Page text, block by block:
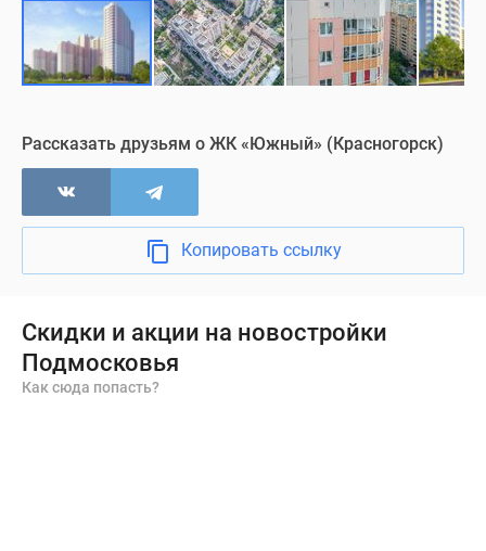
Нежилые помещения
Офис продаж
Рассказать друзьям о ЖК «Южный» (Красногорск)
Копировать ссылку
Скидки и акции на новостройки
Подмосковья
Как сюда попасть?